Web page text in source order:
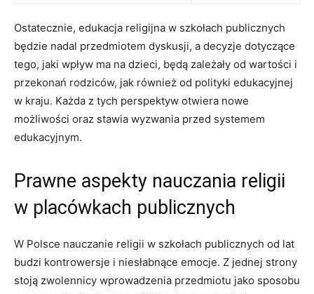
Ostatecznie, edukacja religijna w szkołach publicznych
będzie nadal przedmiotem dyskusji, a decyzje dotyczące
tego, jaki wpływ ma na dzieci, będą zależały od wartości i
przekonań rodziców, jak również od polityki edukacyjnej
w kraju. Każda z tych perspektyw otwiera nowe
możliwości oraz stawia wyzwania przed systemem
edukacyjnym.
Prawne aspekty nauczania religii
w placówkach publicznych
W Polsce nauczanie religii w szkołach publicznych od lat
budzi kontrowersje i niesłabnące emocje. Z jednej strony
stoją zwolennicy wprowadzenia przedmiotu jako sposobu